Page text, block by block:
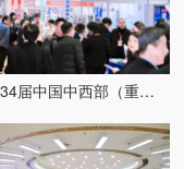
2026第34届中国中西部（重庆）医疗器械博览会